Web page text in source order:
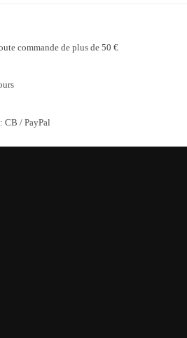
commande de plus de 50 €
CB / PayPal